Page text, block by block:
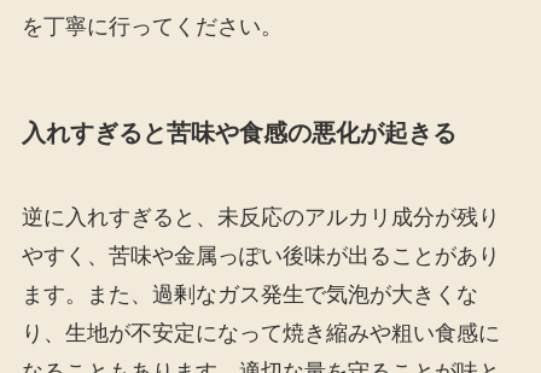
を丁寧に行ってください。
入れすぎると苦味や食感の悪化が起きる
逆に入れすぎると、未反応のアルカリ成分が残り
やすく、苦味や金属っぽい後味が出ることがあり
ます。また、過剰なガス発生で気泡が大きくな
り、生地が不安定になって焼き縮みや粗い食感に